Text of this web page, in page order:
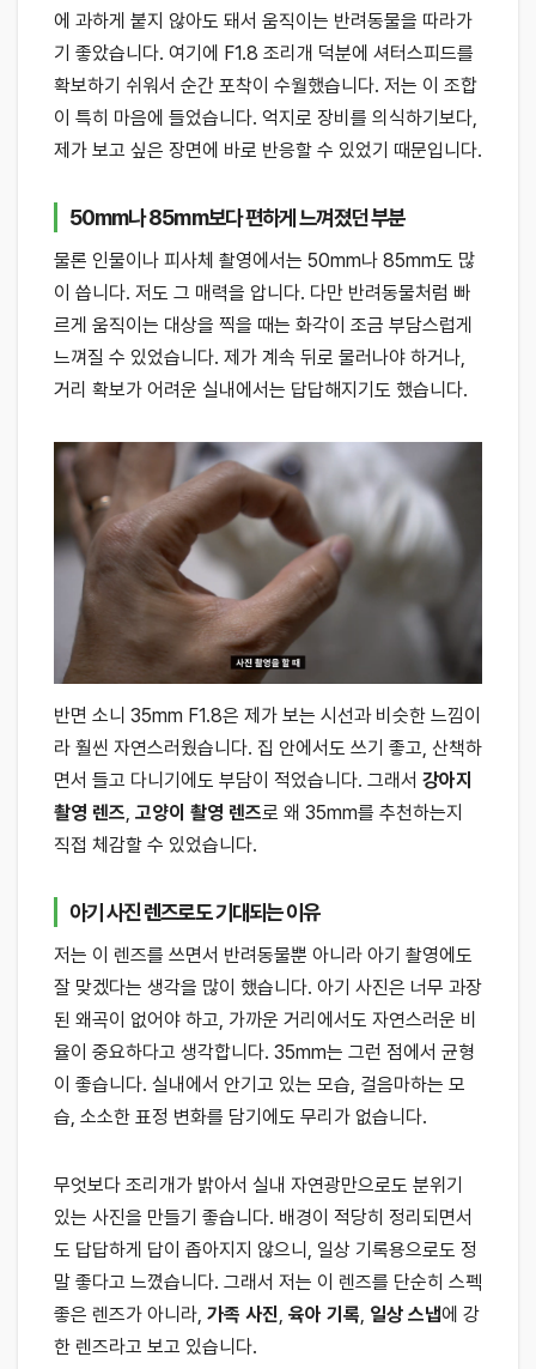
에 과하게 붙지 않아도 돼서 움직이는 반려동물을 따라가
기 좋았습니다. 여기에 F1.8 조리개 덕분에 셔터스피드를
확보하기 쉬워서 순간 포착이 수월했습니다. 저는 이 조합
이 특히 마음에 들었습니다. 억지로 장비를 의식하기보다,
제가 보고 싶은 장면에 바로 반응할 수 있었기 때문입니다.
50mm나 85mm보다 편하게 느껴졌던 부분
물론 인물이나 피사체 촬영에서는 50mm나 85mm도 많
이 씁니다. 저도 그 매력을 압니다. 다만 반려동물처럼 빠
르게 움직이는 대상을 찍을 때는 화각이 조금 부담스럽게
느껴질 수 있었습니다. 제가 계속 뒤로 물러나야 하거나,
거리 확보가 어려운 실내에서는 답답해지기도 했습니다.
반면 소니 35mm F1.8은 제가 보는 시선과 비슷한 느낌이
라 훨씬 자연스러웠습니다. 집 안에서도 쓰기 좋고, 산책하
면서 들고 다니기에도 부담이 적었습니다. 그래서 강아지
촬영 렌즈 고양이 촬영 렌즈로 왜 35mm를 추천하는지
직접 체감할 수 있었습니다.
아기 사진 렌즈로도 기대되는 이유
저는 이 렌즈를 쓰면서 반려동물뿐 아니라 아기 촬영에도
잘 맞겠다는 생각을 많이 했습니다. 아기 사진은 너무 과장
된 왜곡이 없어야 하고, 가까운 거리에서도 자연스러운 비
율이 중요하다고 생각합니다. 35mm는 그런 점에서 균형
이 좋습니다. 실내에서 안기고 있는 모습, 걸음마하는 모
습, 소소한 표정 변화를 담기에도 무리가 없습니다.
무엇보다 조리개가 밝아서 실내 자연광만으로도 분위기
있는 사진을 만들기 좋습니다. 배경이 적당히 정리되면서
도 답답하게 답이 좁아지지 않으니, 일상 기록용으로도 정
말 좋다고 느꼈습니다. 그래서 저는 이 렌즈를 단순히 스펙
좋은 렌즈가 아니라, 가족 사진, 육아 기록, 일상 스냅에 강
한 렌즈라고 보고 있습니다.